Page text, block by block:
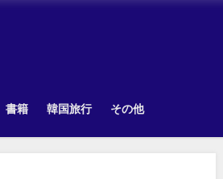
書籍 韓国旅行 その他